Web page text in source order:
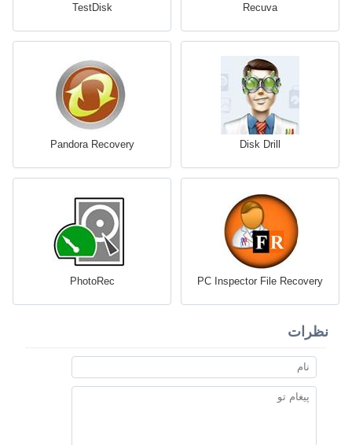
Recuva
TestDisk
Disk Drill
Pandora Recovery
PC Inspector File Recovery
PhotoRec
نظرات